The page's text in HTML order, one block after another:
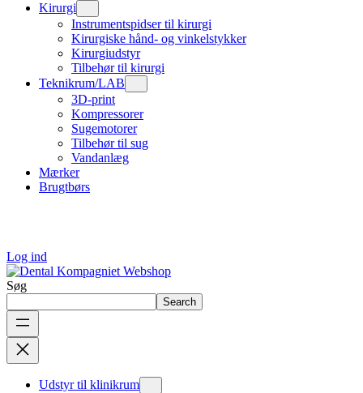
Kirurgi
Instrumentspidser til kirurgi
Kirurgiske hånd- og vinkelstykker
Kirurgiudstyr
Tilbehør til kirurgi
Teknikrum/LAB
3D-print
Kompressorer
Sugemotorer
Tilbehør til sug
Vandanlæg
Mærker
Brugtbørs
Log ind
Søg
Search
Udstyr til klinikrum